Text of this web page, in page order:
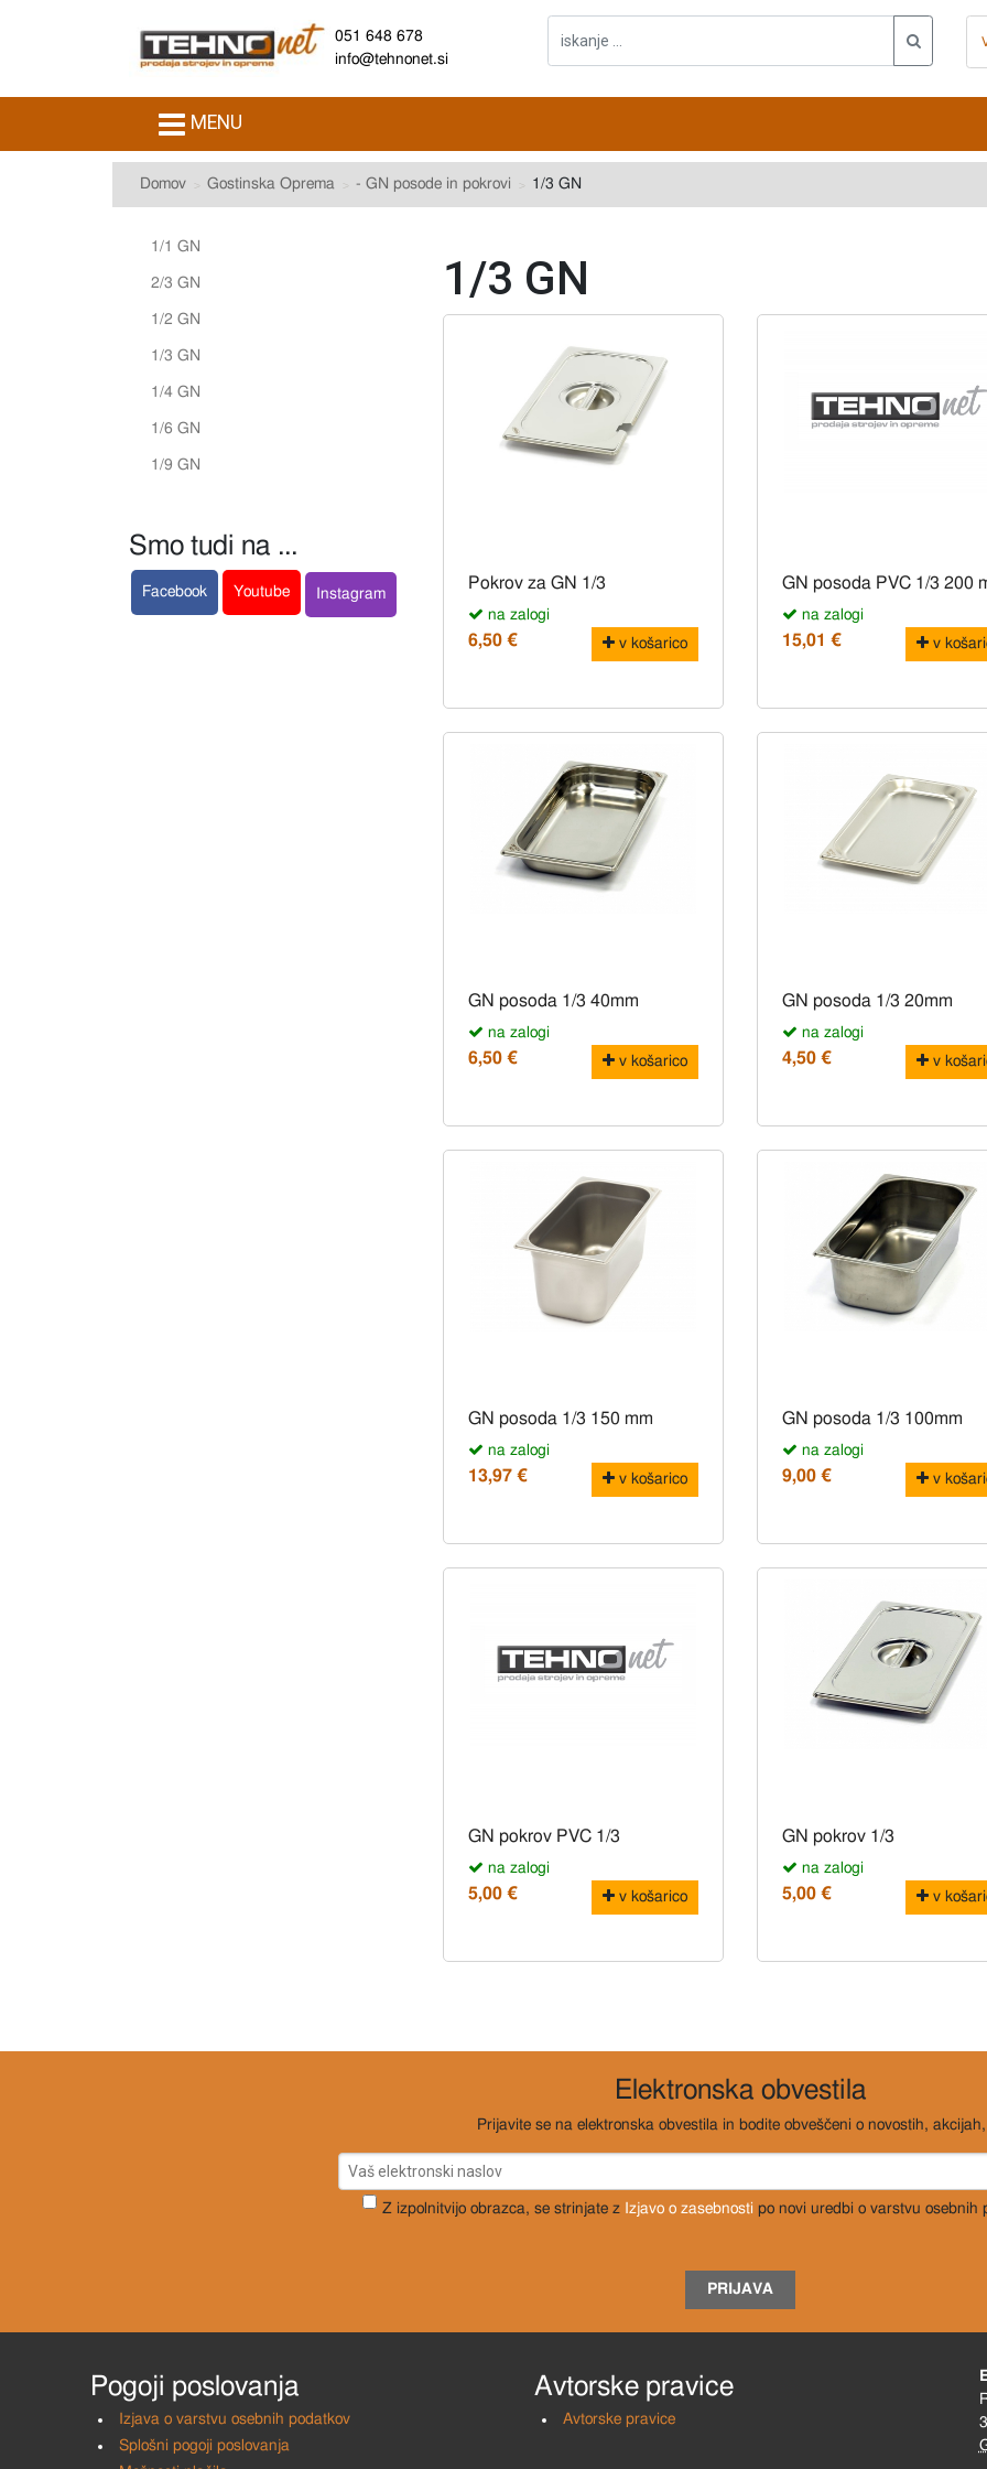
051 648 678
info@tehnonet.si
MENU
Domov Gostinska Oprema - GN posode in pokrovi 1/3 GN
1/1 GN
2/3 GN
1/2 GN
1/3 GN
1/4 GN
1/6 GN
1/9 GN
Smo tudi na ...
Facebook Youtube Instagram
1/3 GN
Pokrov za GN 1/3
na zalogi
6,50 € v košarico
GN posoda PVC 1/3 200
na zalogi
15,01 € v
GN posoda 1/3 40mm
na zalogi
6,50 € v košarico
GN posoda 1/3 20mm
na zalogi
4,50 € v
GN posoda 1/3 150 mm
na zalogi
13,97 € v košarico
GN posoda 1/3 100mm
na zalogi
9,00 € v
GN pokrov PVC 1/3
na zalogi
5,00 € v košarico
GN pokrov 1/3
na zalogi
5,00 € v
Elektronska obvestila
Prijavite se na elektronska obvestila in bodite obveščeni o novostih,
Z izpolnitvijo obrazca, se strinjate z Izjavo o zasebnosti po novi uredbi o varstvu osebnih
PRIJAVA
Pogoji poslovanja
Izjava o varstvu osebnih podatkov
Splošni pogoji poslovanja
Avtorske pravice
Avtorske pravice